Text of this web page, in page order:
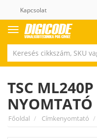
Kapcsolat
Termék
kategóriák
TSC
NYOMTATÓ
Főoldal Címkenyomtató